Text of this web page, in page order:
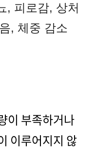
, 피로감, 상처
, 체중 감소
이 부족하거나
이루어지지 않